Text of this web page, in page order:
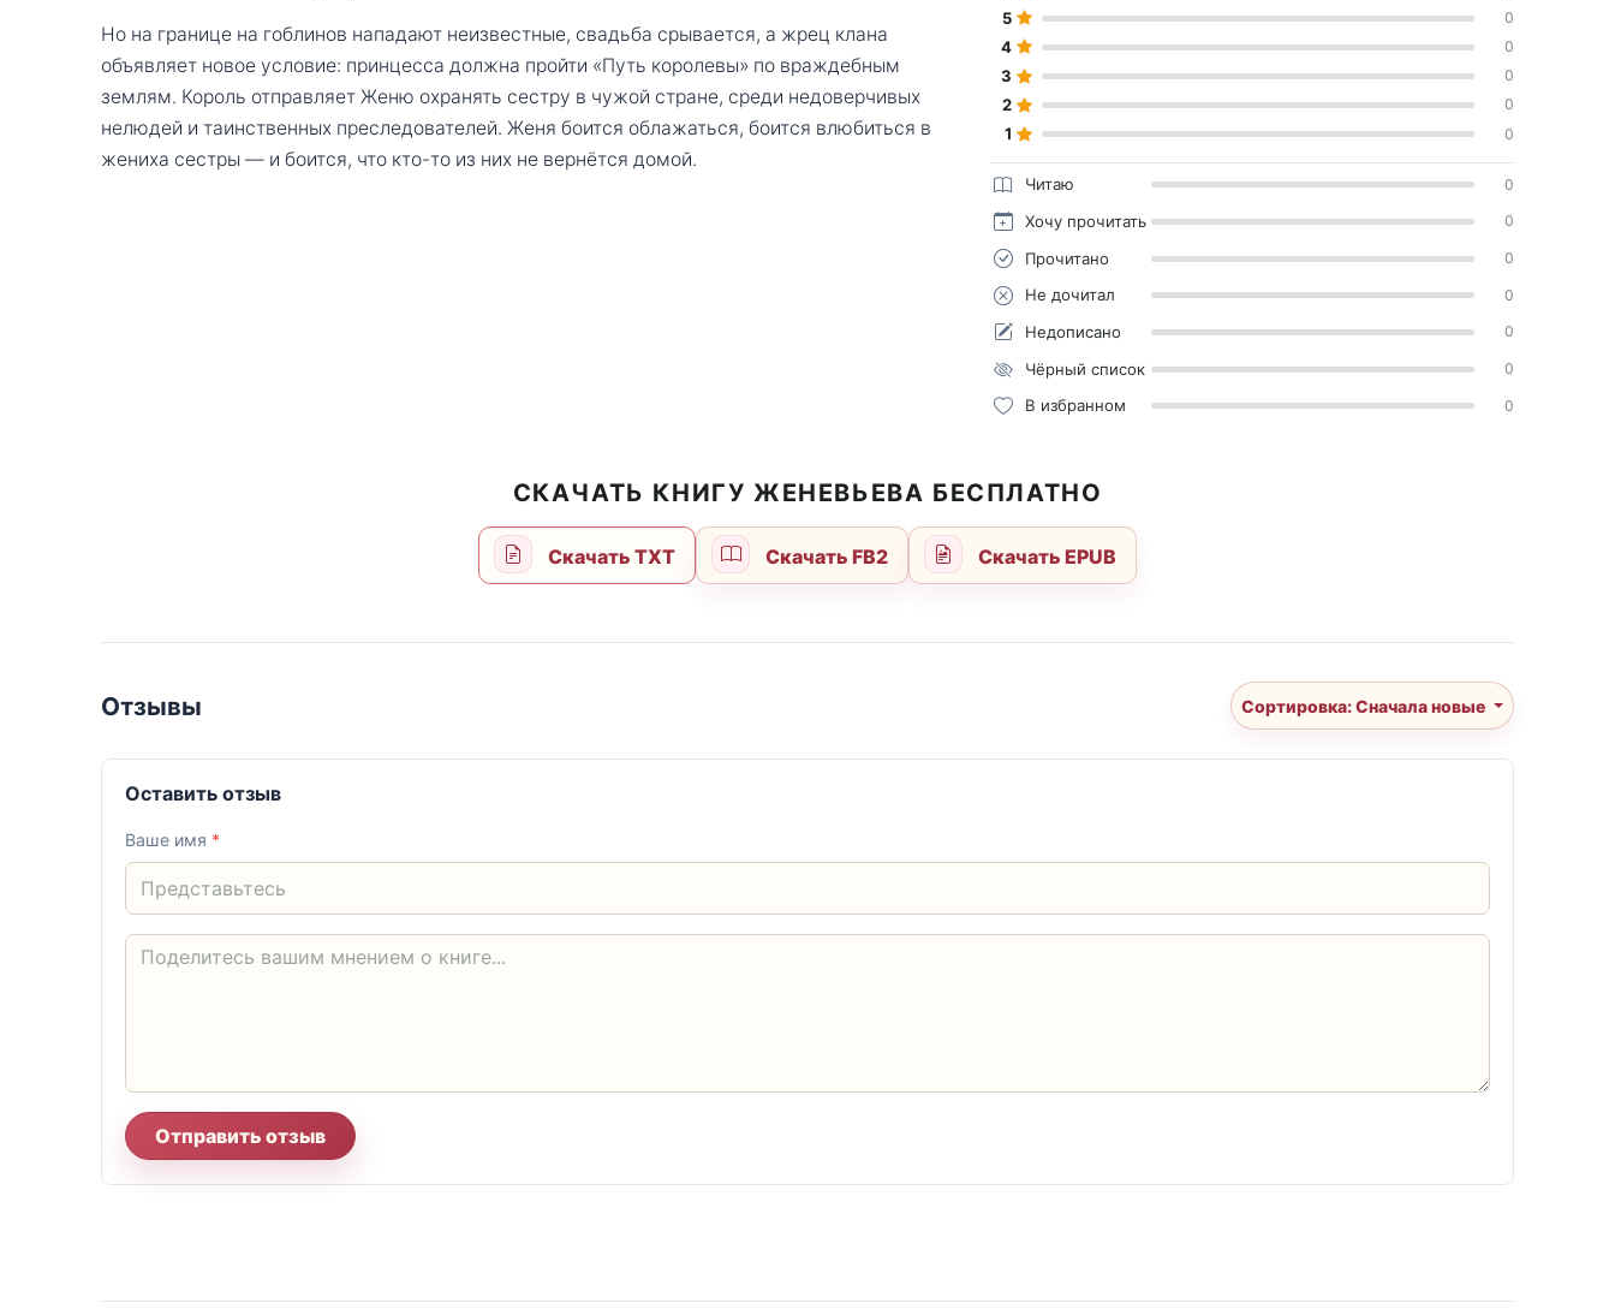
Но на границе на гоблинов нападают неизвестные, свадьба срывается, а жрец клана
объявляет новое условие: принцесса должна пройти «Путь королевы» по враждебным
землям. Король отправляет Женю охранять сестру в чужой стране, среди недоверчивых
нелюдей и таинственных преследователей. Женя боится облажаться, боится влюбиться в
жениха сестры — и боится, что кто-то из них не вернётся домой.
5 0
4 0
3 0
2 0
1 0
Читаю 0
Хочу прочитать 0
Прочитано 0
Не дочитал 0
Недописано 0
Чёрный список 0
В избранном 0
СКАЧАТЬ КНИГУ ЖЕНЕВЬЕВА БЕСПЛАТНО
Скачать TXT Скачать FB2 Скачать EPUB
Отзывы Сортировка: Сначала новые
Оставить отзыв
Ваше имя *
Отправить отзыв